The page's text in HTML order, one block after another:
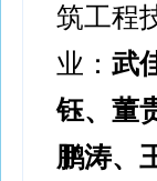
筑工程
业： 武
钰、董
鹏涛、